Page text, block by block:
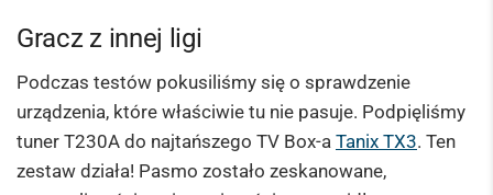
Gracz z innej ligi
Podczas testów pokusiliśmy się o sprawdzenie
urządzenia, które właściwie tu nie pasuje. Podpięliśmy
tuner T230A do najtańszego TV Box-a Tanix TX3. Ten
zestaw działa! Pasmo zostało zeskanowane,